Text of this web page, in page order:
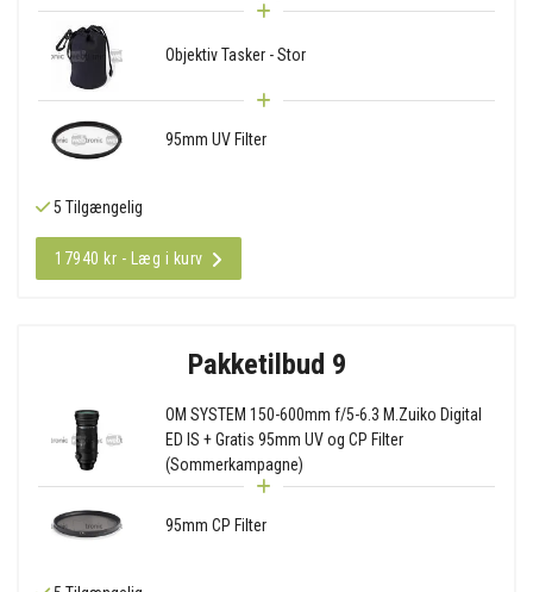
Objektiv Tasker - Stor
95mm UV Filter
5 Tilgængelig
17940 kr - Læg i kurv
Pakketilbud 9
OM SYSTEM 150-600mm f/5-6.3 M.Zuiko Digital
ED IS + Gratis 95mm UV og CP Filter
(Sommerkampagne)
95mm CP Filter